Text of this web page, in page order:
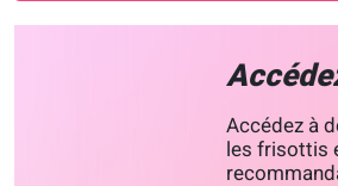
Accédez à
les frisottis